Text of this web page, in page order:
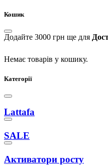
Кошик
Додайте 3000 грн ще для
Немає товарів у кошику.
Категорії
Lattafa
SALE
Активатори росту